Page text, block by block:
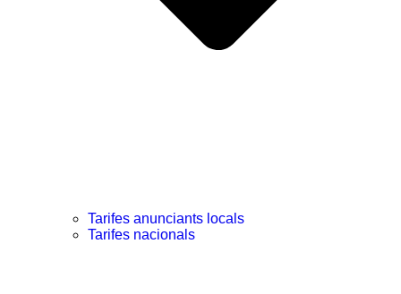
Tarifes anunciants locals
Tarifes nacionals